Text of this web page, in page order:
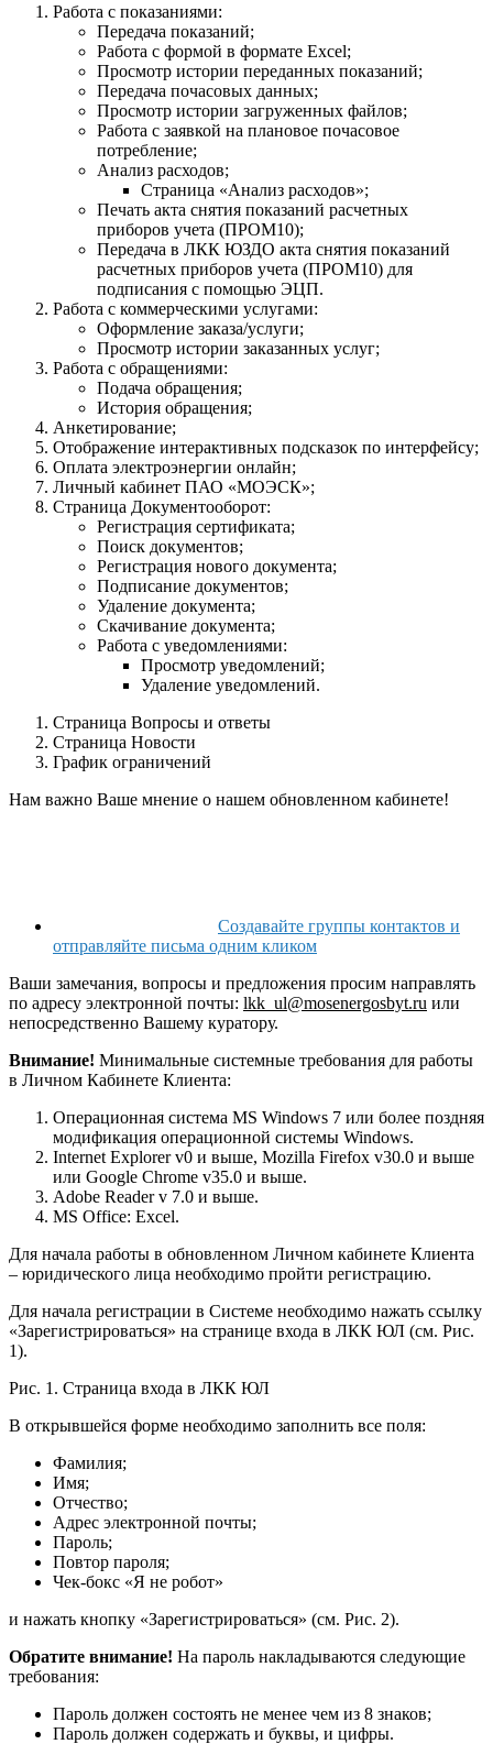
Работа с показаниями:
Передача показаний;
Работа с формой в формате Excel;
Просмотр истории переданных показаний;
Передача почасовых данных;
Просмотр истории загруженных файлов;
Работа с заявкой на плановое почасовое
потребление;
Анализ расходов;
Страница «Анализ расходов»;
Печать акта снятия показаний расчетных
приборов учета (ПРОМ10);
Передача в ЛКК ЮЗДО акта снятия показаний
расчетных приборов учета (ПРОМ10) для
подписания с помощью ЭЦП.
Работа с коммерческими услугами:
Оформление заказа/услуги;
Просмотр истории заказанных услуг;
Работа с обращениями:
Подача обращения;
История обращения;
Анкетирование;
Отображение интерактивных подсказок по интерфейсу;
Оплата электроэнергии онлайн;
Личный кабинет ПАО «МОЭСК»;
Страница Документооборот:
Регистрация сертификата;
Поиск документов;
Регистрация нового документа;
Подписание документов;
Удаление документа;
Скачивание документа;
Работа с уведомлениями:
Просмотр уведомлений;
Удаление уведомлений.
Страница Вопросы и ответы
Страница Новости
График ограничений
Нам важно Ваше мнение о нашем обновленном кабинете!
Создавайте группы контактов и
отправляйте письма одним кликом
Ваши замечания, вопросы и предложения просим направлять
по адресу электронной почты: lkk_ul@mosenergosbyt.ru или
непосредственно Вашему куратору.
Внимание! Минимальные системные требования для работы
в Личном Кабинете Клиента:
Операционная система MS Windows 7 или более поздняя
модификация операционной системы Windows.
Internet Explorer v0 и выше, Mozilla Firefox v30.0 и выше
или Google Chrome v35.0 и выше.
Adobe Reader v 7.0 и выше.
MS Office: Excel.
Для начала работы в обновленном Личном кабинете Клиента
– юридического лица необходимо пройти регистрацию.
Для начала регистрации в Системе необходимо нажать ссылку
«Зарегистрироваться» на странице входа в ЛКК ЮЛ (см. Рис.
1).
Рис. 1. Страница входа в ЛКК ЮЛ
В открывшейся форме необходимо заполнить все поля:
Фамилия;
Имя;
Отчество;
Адрес электронной почты;
Пароль;
Повтор пароля;
Чек-бокс «Я не робот»
и нажать кнопку «Зарегистрироваться» (см. Рис. 2).
Обратите внимание! На пароль накладываются следующие
требования:
Пароль должен состоять не менее чем из 8 знаков;
Пароль должен содержать и буквы, и цифры.